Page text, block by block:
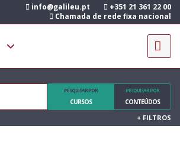
info@galileu.pt
+351 21 361 22 00
Chamada de rede fixa nacional
PESQUISAR POR
CURSOS
PESQUISAR POR
CONTEÚDOS
+ FILTROS